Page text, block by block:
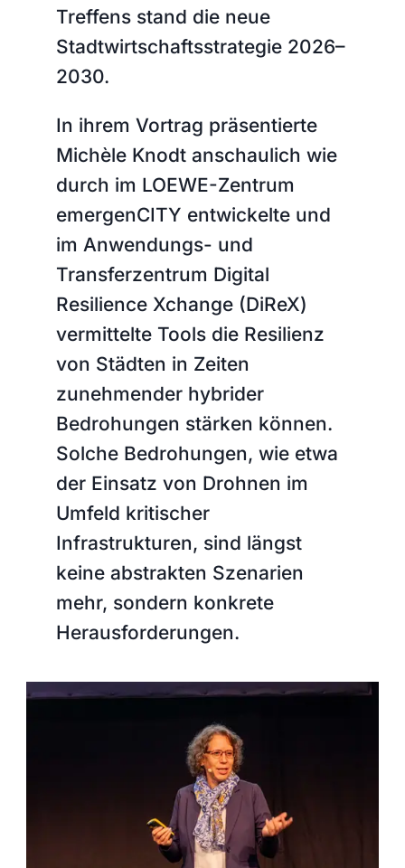
Treffens stand die neue
Stadtwirtschaftsstrategie 2026–
2030.
In ihrem Vortrag präsentierte
Michèle Knodt anschaulich wie
durch im LOEWE-Zentrum
emergenCITY entwickelte und
im Anwendungs- und
Transferzentrum Digital
Resilience Xchange (DiReX)
vermittelte Tools die Resilienz
von Städten in Zeiten
zunehmender hybrider
Bedrohungen stärken können.
Solche Bedrohungen, wie etwa
der Einsatz von Drohnen im
Umfeld kritischer
Infrastrukturen, sind längst
keine abstrakten Szenarien
mehr, sondern konkrete
Herausforderungen.